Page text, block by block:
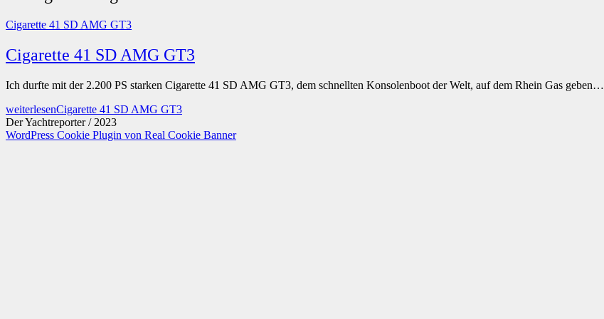
Cigarette 41 SD AMG GT3
Cigarette 41 SD AMG GT3
Ich durfte mit der 2.200 PS starken Cigarette 41 SD AMG GT3, dem schnellten Konsolenboot der Welt, auf dem Rhein Gas geben…
weiterlesenCigarette 41 SD AMG GT3
Der Yachtreporter / 2023
WordPress Cookie Plugin von Real Cookie Banner